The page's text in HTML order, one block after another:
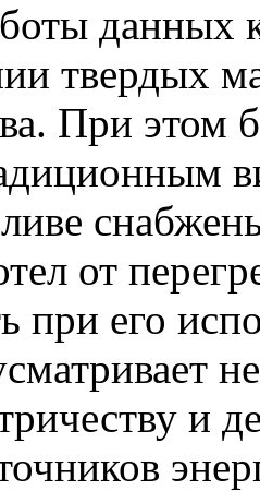
данных
твердых
При этом
от
при его
и